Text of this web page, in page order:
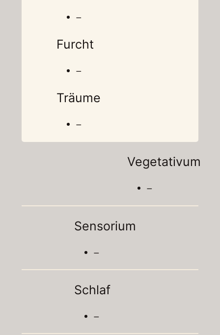
–
Furcht
–
Träume
–
Vegetativum
–
Sensorium
–
Schlaf
–